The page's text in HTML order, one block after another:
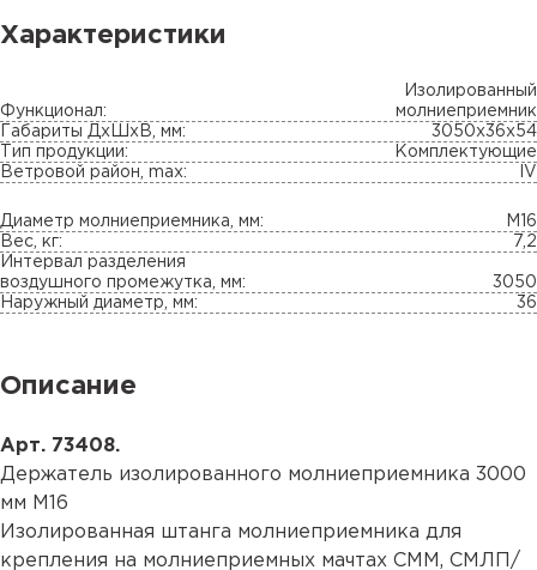
Характеристики
Функционал:
Изолированный
молниеприемник
Габариты ДхШхВ, мм:
3050х36x54
Тип продукции:
Комплектующие
Ветровой район, max:
IV
Диаметр молниеприемника, мм:
М16
Вес, кг:
7,2
Интервал разделения
воздушного промежутка, мм:
3050
Наружный диаметр, мм:
36
Описание
Арт. 73408.
Держатель изолированного молниеприемника 3000
мм М16
Изолированная штанга молниеприемника для
крепления на молниеприемных мачтах СММ, СМЛП/